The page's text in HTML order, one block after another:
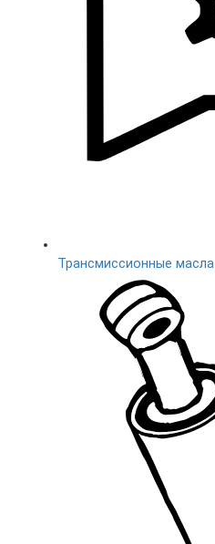
Трансмиссионные масла